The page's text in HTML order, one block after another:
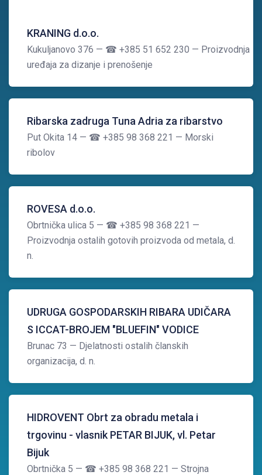
KRANING d.o.o.
Kukuljanovo 376 — ☎ +385 51 652 230 — Proizvodnja
uređaja za dizanje i prenošenje
Ribarska zadruga Tuna Adria za ribarstvo
Put Okita 14 — ☎ +385 98 368 221 — Morski
ribolov
ROVESA d.o.o.
Obrtnička ulica 5 — ☎ +385 98 368 221 —
Proizvodnja ostalih gotovih proizvoda od metala, d.
n.
UDRUGA GOSPODARSKIH RIBARA UDIČARA
S ICCAT-BROJEM "BLUEFIN" VODICE
Brunac 73 — Djelatnosti ostalih članskih
organizacija, d. n.
HIDROVENT Obrt za obradu metala i
trgovinu - vlasnik PETAR BIJUK, vl. Petar
Bijuk
Obrtnička 5 — ☎ +385 98 368 221 — Strojna